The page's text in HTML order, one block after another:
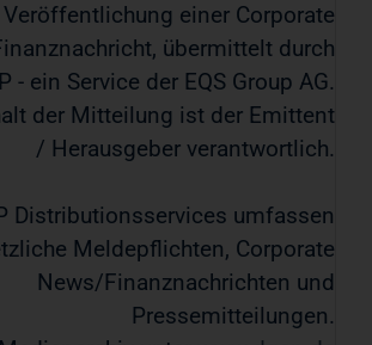
einer Corporate
übermittelt durch
- ein Service der EQS Group AG.
der Mitteilung ist der Emittent
/ Herausgeber verantwortlich.
Distributionsservices umfassen
Meldepflichten, Corporate
News/Finanznachrichten und
Pressemitteilungen.